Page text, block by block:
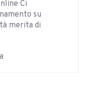
Ci
su
merita di